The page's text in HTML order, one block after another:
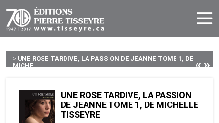
> UNE ROSE TARDIVE, LA PASSION DE JEANNE TOME 1, DE
MICHE...
«»
UNE ROSE TARDIVE, LA PASSION
DE JEANNE TOME 1, DE MICHELLE
TISSEYRE